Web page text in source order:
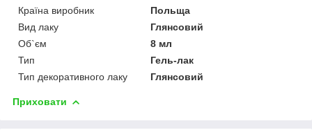
Країна виробник
Польща
Вид лаку
Глянсовий
Об`єм
8 мл
Тип
Гель-лак
Тип декоративного лаку
Глянсовий
Приховати